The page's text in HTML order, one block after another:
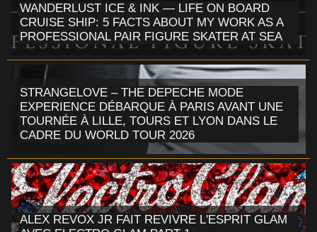
WANDERLUST ICE & INK — LIFE ON BOARD
CRUISE SHIP: 5 FACTS ABOUT MY WORK AS A
PROFESSIONAL PAIR FIGURE SKATER AT SEA
STRANGELOVE – THE DEPECHE MODE
EXPERIENCE DÉBARQUE À PARIS AVANT UNE
TOURNÉE À LILLE, TOURS ET LYON DANS LE
CADRE DU WORLD TOUR 2026
ALEX REVOX JR FAIT REVIVRE L'ESPRIT GLAM